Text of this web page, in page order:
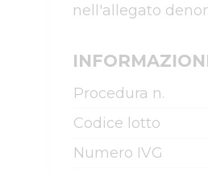
nell'allegato
Procedura n.
Codice lotto
Numero IVG